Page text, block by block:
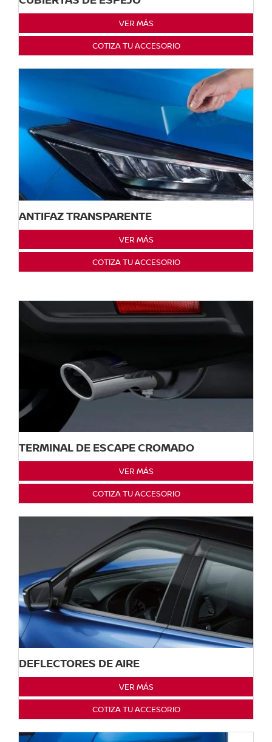
VER MÁS
COTIZA TU ACCESORIO
ANTIFAZ TRANSPARENTE
VER MÁS
COTIZA TU ACCESORIO
TERMINAL DE ESCAPE CROMADO
VER MÁS
COTIZA TU ACCESORIO
DEFLECTORES DE AIRE
VER MÁS
COTIZA TU ACCESORIO